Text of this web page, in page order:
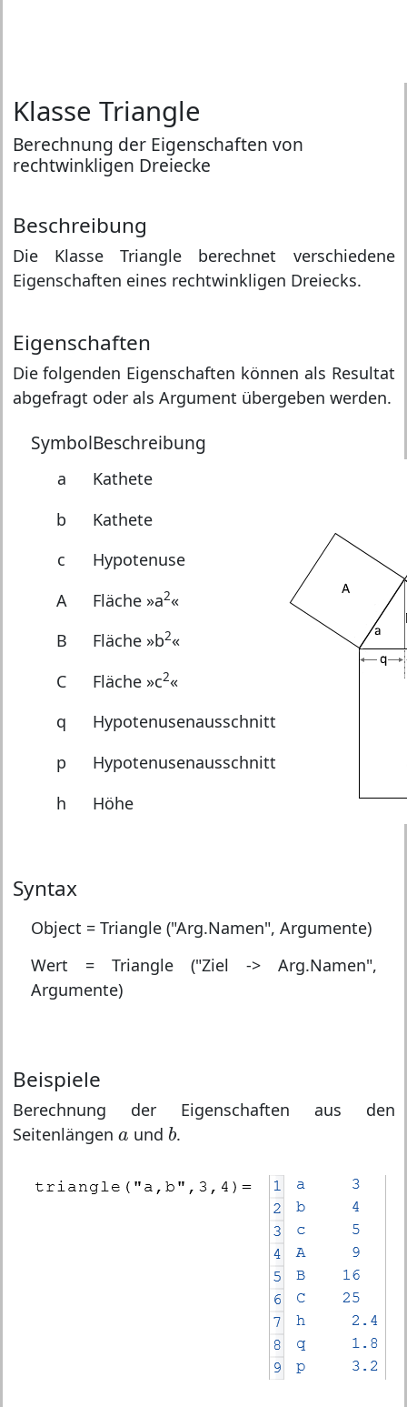
Klasse Triangle
Berechnung der Eigenschaften von
rechtwinkligen Dreiecke
Beschreibung
Die Klasse Triangle berechnet verschiedene
Eigenschaften eines rechtwinkligen Dreiecks.
Eigenschaften
Die folgenden Eigenschaften können als Resultat
abgefragt oder als Argument übergeben werden.
SymbolBeschreibung
a
Kathete
b
Kathete
c
Hypotenuse
A
Fläche »a2«
B
Fläche »b2«
C
Fläche »c2«
q
Hypotenusenausschnitt
p
Hypotenusenausschnitt
h
Höhe
Syntax
Object = Triangle ("Arg.Namen", Argumente)
Wert = Triangle ("Ziel -> Arg.Namen",
Argumente)
Beispiele
Berechnung der Eigenschaften aus den
Seitenlängen a
a und b
b.